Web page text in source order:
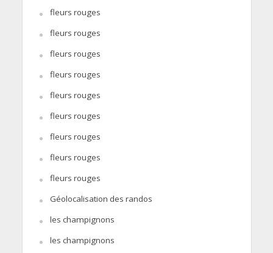
fleurs rouges
fleurs rouges
fleurs rouges
fleurs rouges
fleurs rouges
fleurs rouges
fleurs rouges
fleurs rouges
fleurs rouges
Géolocalisation des randos
les champignons
les champignons